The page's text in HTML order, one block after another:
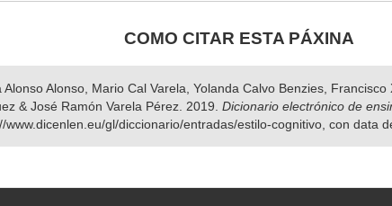
COMO CITAR ESTA PÁXINA
Alonso, Mario Cal Varela, Yolanda Calvo Benzies,
& José Ramón Varela Pérez. 2019. Dicionario electrónico de
gl/diccionario/entradas/estilo-cognitivo, con data